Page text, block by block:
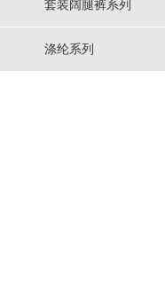
套装阔腿裤系列
涤纶系列